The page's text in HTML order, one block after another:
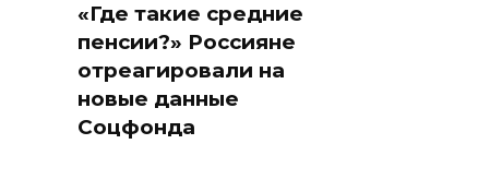
«Где такие средние
пенсии?» Россияне
отреагировали на
новые данные
Соцфонда